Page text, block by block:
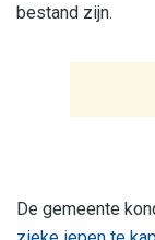
bestand zijn.
De gemeente